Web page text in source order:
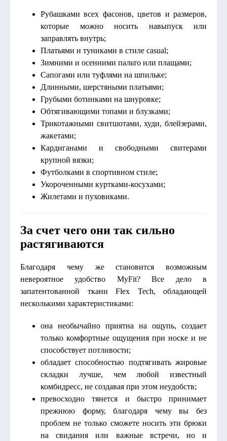
Рубашками всех фасонов, цветов и размеров,
которые можно носить навыпуск или
заправлять внутрь;
Платьями и туниками в стиле casual;
Зимними и осенними пальто или плащами;
Сапогами или туфлями на шпильке;
Длинными, шерстяными платьями;
Грубыми ботинками на шнуровке;
Обтягивающими топами и блузками;
Трикотажными свитшотами, худи, блейзерами,
жакетами;
Кардиганами и свободными свитерами
крупной вязки;
Футболками в спортивном стиле;
Укороченными куртками-косухами;
Жилетами и пуховиками.
За счет чего они так сильно
растягиваются
Благодаря чему же становится возможным
невероятное удобство MyFit? Все дело в
запатентованной ткани Flex Tech, обладающей
несколькими характеристиками:
она необычайно приятна на ощупь, создает
только комфортные ощущения при носке и не
способствует потливости;
обладает способностью подтягивать жировые
складки лучше, чем любой известный
комбидресс, не создавая при этом неудобств;
превосходно тянется и быстро принимает
прежнюю форму, благодаря чему вы без
проблем не только сможете носить эти брюки
на свидания или важные встречи, но и